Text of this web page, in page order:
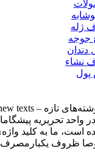
ژله
جوجه
دندان
نشاء
است، ما به کلید
به شما ارائه بدهد.